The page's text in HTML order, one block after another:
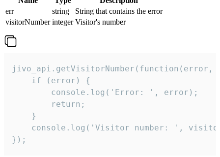
err
string
String that contains the error
visitorNumber integer Visitor's number
jivo_api.getVisitorNumber(function(error,
    if (error) {
        console.log('Error: ', error);
        return;
    }
console.log('Visitor number: ',
});